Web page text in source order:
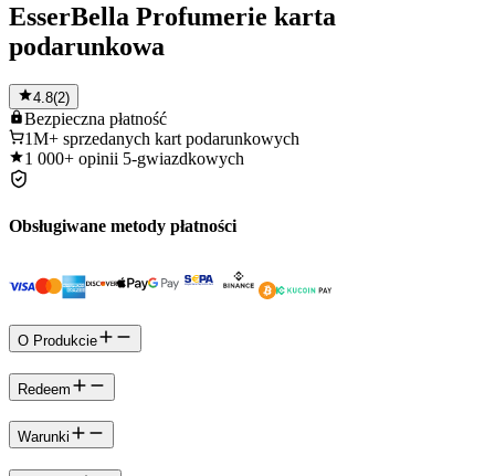
EsserBella Profumerie karta
podarunkowa
4.8(2)
Bezpieczna płatność
1M+ sprzedanych kart podarunkowych
1 000+ opinii 5-gwiazdkowych
Obsługiwane metody płatności
O Produkcie
Redeem
Warunki